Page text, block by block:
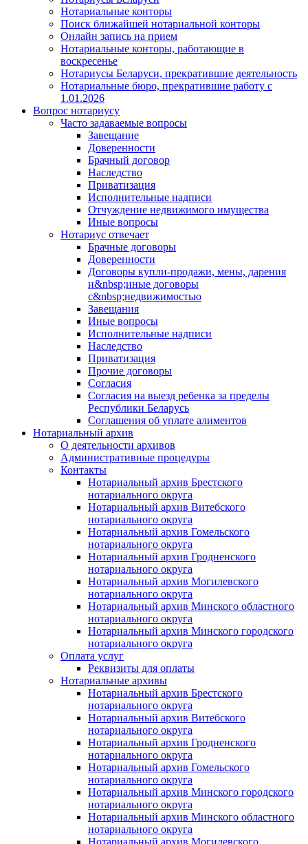
Нотариальные конторы
Поиск ближайшей нотариальной конторы
Онлайн запись на прием
Нотариальные конторы, работающие в
воскресенье
Нотариусы Беларуси, прекратившие деятельность
Нотариальные бюро, прекратившие работу с
1.01.2026
Вопрос нотариусу
Часто задаваемые вопросы
Завещание
Доверенности
Брачный договор
Наследство
Приватизация
Исполнительные надписи
Отчуждение недвижимого имущества
Иные вопросы
Нотариус отвечает
Брачные договоры
Доверенности
Договоры купли-продажи, мены, дарения
и&nbsp;иные договоры
с&nbsp;недвижимостью
Завещания
Иные вопросы
Исполнительные надписи
Наследство
Приватизация
Прочие договоры
Согласия
Согласия на выезд ребенка за пределы
Республики Беларусь
Соглашения об уплате алиментов
Нотариальный архив
О деятельности архивов
Административные процедуры
Контакты
Нотариальный архив Брестского
нотариального округа
Нотариальный архив Витебского
нотариального округа
Нотариальный архив Гомельского
нотариального округа
Нотариальный архив Гродненского
нотариального округа
Нотариальный архив Могилевского
нотариального округа
Нотариальный архив Минского областного
нотариального округа
Нотариальный архив Минского городского
нотариального округа
Оплата услуг
Реквизиты для оплаты
Нотариальные архивы
Нотариальный архив Брестского
нотариального округа
Нотариальный архив Витебского
нотариального округа
Нотариальный архив Гродненского
нотариального округа
Нотариальный архив Гомельского
нотариального округа
Нотариальный архив Минского городского
нотариального округа
Нотариальный архив Минского областного
нотариального округа
Нотариальный архив Могилевского